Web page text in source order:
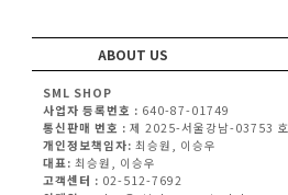
ABOUT US
SML SHOP
사업자 등록번호 : 640-87-01749
통신판매 번호 : 제 2025-서울강남-03753 호
개인정보책임자: 최승원, 이승우
대표: 최승원, 이승우
고객센터 : 02-512-7692